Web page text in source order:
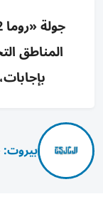
المناطق
بيروت: